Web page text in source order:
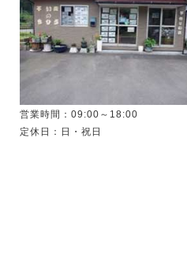
営業時間：09:00～18:00
定休日：日・祝日